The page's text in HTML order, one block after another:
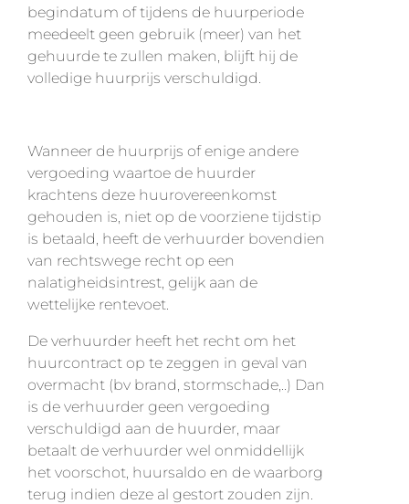
begindatum of tijdens de huurperiode
meedeelt geen gebruik (meer) van het
gehuurde te zullen maken, blijft hij de
volledige huurprijs verschuldigd.
Wanneer de huurprijs of enige andere
vergoeding waartoe de huurder
krachtens deze huurovereenkomst
gehouden is, niet op de voorziene tijdstip
is betaald, heeft de verhuurder bovendien
van rechtswege recht op een
nalatigheidsintrest, gelijk aan de
wettelijke rentevoet.
De verhuurder heeft het recht om het
huurcontract op te zeggen in geval van
overmacht (bv brand, stormschade,..) Dan
is de verhuurder geen vergoeding
verschuldigd aan de huurder, maar
betaalt de verhuurder wel onmiddellijk
het voorschot, huursaldo en de waarborg
terug indien deze al gestort zouden zijn.